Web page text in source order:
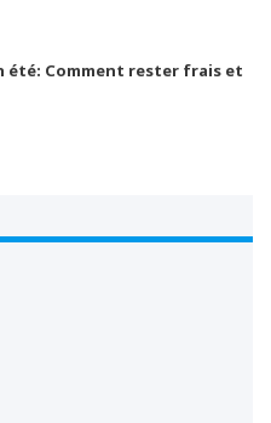
été: Comment rester frais et